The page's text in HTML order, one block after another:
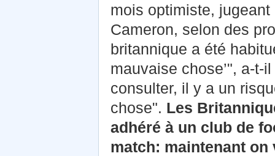
mois optimiste,
Cameron, selon des
britannique a été
mauvaise chose’", a-t-
consulter, il y a un
chose". Les
adhéré à un club de
match: maintenant